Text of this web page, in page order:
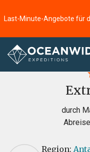
Startseite
durch
Region: